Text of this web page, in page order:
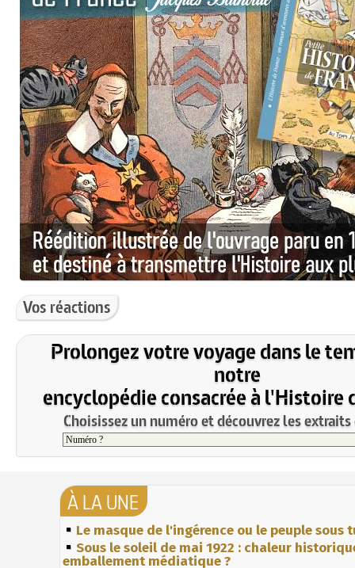
Vos réactions
Prolongez votre voyage dans le
notre
encyclopédie consacrée à l'Histoire
Choisissez un numéro et découvrez les
À LA UNE
Le masque de l'ingérence ou le peuple sous
Sous le soleil de mai 1922 : chaleur
emballement médiatique ?